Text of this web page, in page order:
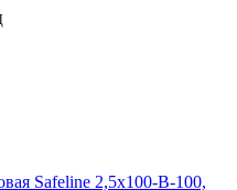
Safeline 2,5x100-В-100,